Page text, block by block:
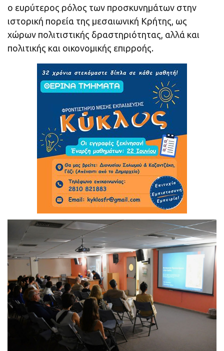
ο ευρύτερος ρόλος των προσκυνημάτων στην
ιστορική πορεία της μεσαιωνική Κρήτης, ως
χώρων πολιτιστικής δραστηριότητας, αλλά και
πολιτικής και οικονομικής επιρροής.